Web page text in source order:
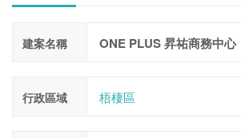
建案名稱 ONE PLUS 昇祐商務中心
行政區域 梧棲區